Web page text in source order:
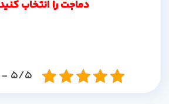
دماجت را انتخاب
5/5 - (1 امتیاز)